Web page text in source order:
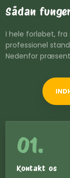
Sådan
I hele forløbet,
professionel
​Nedenfor
01.
Kontakt os